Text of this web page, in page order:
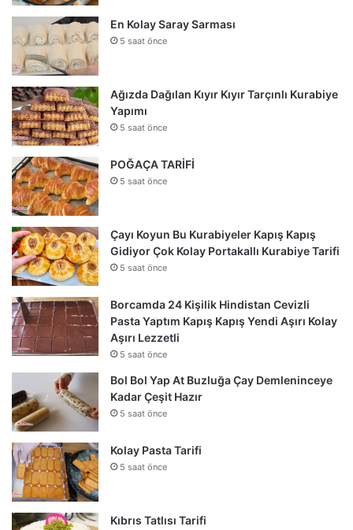
En Kolay Saray Sarması
5 saat önce
Ağızda Dağılan Kıyır Kıyır Tarçınlı Kurabiye
Yapımı
5 saat önce
POĞAÇA TARİFİ
5 saat önce
Çayı Koyun Bu Kurabiyeler Kapış Kapış
Gidiyor Çok Kolay Portakallı Kurabiye Tarifi
5 saat önce
Borcamda 24 Kişilik Hindistan Cevizli
Pasta Yaptım Kapış Kapış Yendi Aşırı Kolay
Aşırı Lezzetli
5 saat önce
Bol Bol Yap At Buzluğa Çay Demleninceye
Kadar Çeşit Hazır
5 saat önce
Kolay Pasta Tarifi
5 saat önce
Kıbrıs Tatlısı Tarifi